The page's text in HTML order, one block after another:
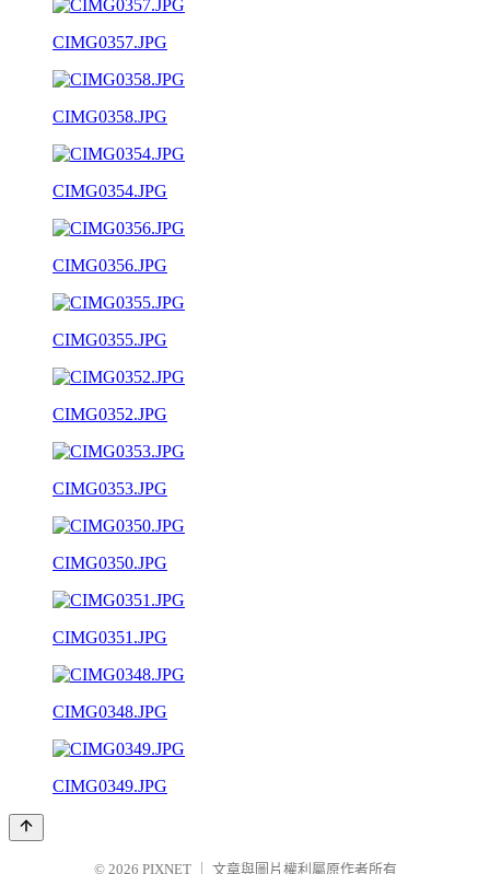
CIMG0357.JPG
CIMG0358.JPG
CIMG0354.JPG
CIMG0356.JPG
CIMG0355.JPG
CIMG0352.JPG
CIMG0353.JPG
CIMG0350.JPG
CIMG0351.JPG
CIMG0348.JPG
CIMG0349.JPG
© 2026 PIXNET 文章與圖片權利屬原作者所有